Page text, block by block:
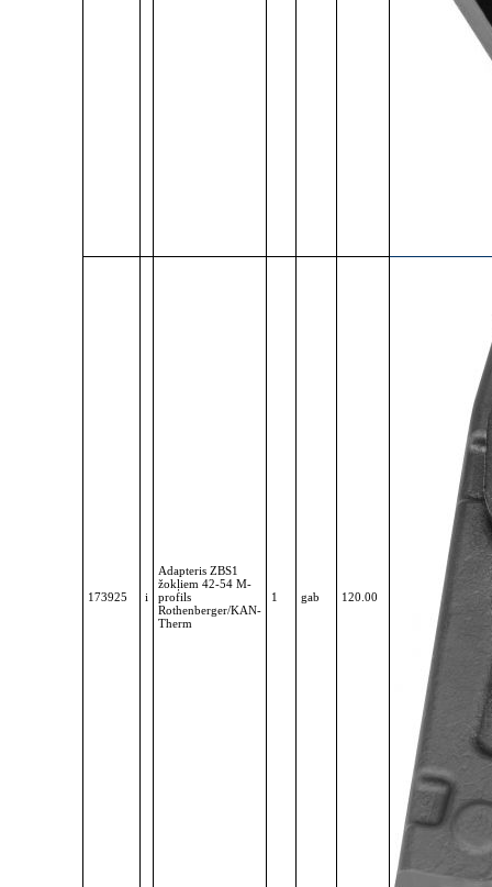
173925 i
Adapteris ZBS1
žokļiem 42-54 M-
profils
Rothenberger/KAN-
Therm
1 gab 120.00